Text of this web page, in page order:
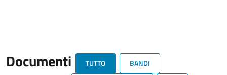
Documenti TUTTO
BANDI